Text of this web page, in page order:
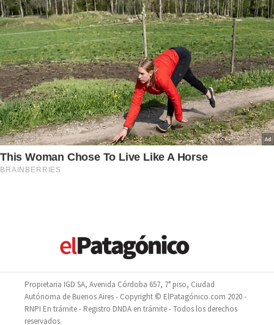
Propietaria IGD SA, Avenida Córdoba 657, 7° piso, Ciudad
Autónoma de Buenos Aires - Copyright © ElPatagónico.com 2020 -
RNPI En trámite - Registro DNDA en trámite - Todos los derechos
reservados.